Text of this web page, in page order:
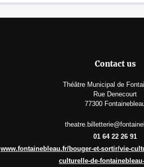
Contact us
Théâtre Municipal de
Rue Denecourt
77300
01 64 22 26 91
www.fontainebleau.fr/bouger-et-sortir/vie-
culturelle-de-